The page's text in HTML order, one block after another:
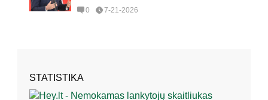
0 7-21-2026
STATISTIKA